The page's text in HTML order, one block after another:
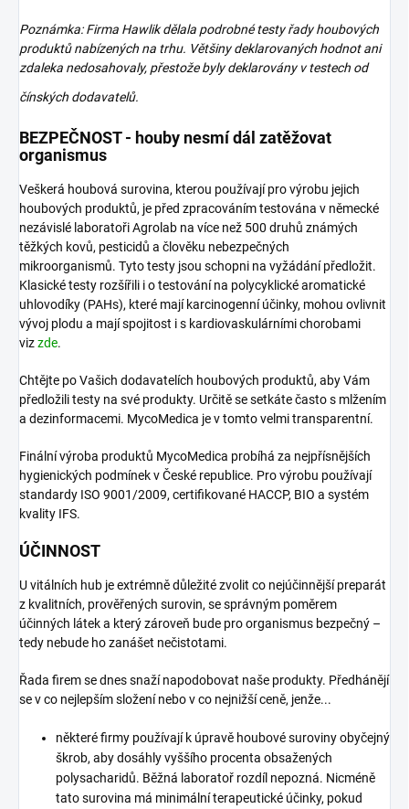
Poznámka: Firma Hawlik dělala podrobné testy řady houbových
produktů nabízených na trhu. Většiny deklarovaných hodnot ani
zdaleka nedosahovaly, přestože byly deklarovány v testech od
čínských dodavatelů.
BEZPEČNOST - houby nesmí dál zatěžovat
organismus
Veškerá houbová surovina, kterou používají pro výrobu jejich
houbových produktů, je před zpracováním testována v německé
nezávislé laboratoři Agrolab na více než 500 druhů známých
těžkých kovů, pesticidů a člověku nebezpečných
mikroorganismů. Tyto testy jsou schopni na vyžádání předložit.
Klasické testy rozšířili i o testování na polycyklické aromatické
uhlovodíky (PAHs), které mají karcinogenní účinky, mohou ovlivnit
vývoj plodu a mají spojitost i s kardiovaskulárními chorobami
vizzde.
Chtějte po Vašich dodavatelích houbových produktů, aby Vám
předložili testy na své produkty. Určitě se setkáte často s mlžením
a dezinformacemi. MycoMedica je v tomto velmi transparentní.
Finální výroba produktů MycoMedica probíhá za nejpřísnějších
hygienických podmínek v České republice. Pro výrobu používají
standardy ISO 9001/2009, certifikované HACCP, BIO a systém
kvality IFS.
ÚČINNOST
U vitálních hub je extrémně důležité zvolit co nejúčinnější preparát
z kvalitních, prověřených surovin, se správným poměrem
účinných látek a který zároveň bude pro organismus bezpečný –
tedy nebude ho zanášet nečistotami.
Řada firem se dnes snaží napodobovat naše produkty. Předhánějí
se v co nejlepším složení nebo v co nejnižší ceně, jenže...
některé firmy používají k úpravě houbové suroviny obyčejný
škrob, aby dosáhly vyššího procenta obsažených
polysacharidů. Běžná laboratoř rozdíl nepozná. Nicméně
tato surovina má minimální terapeutické účinky, pokud